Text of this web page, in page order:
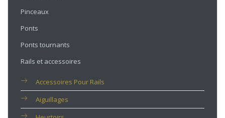
Pinceaux
Ponts
Ponts tournants
Rails et accessoires
Accessoires Pour Rails
Aiguillages